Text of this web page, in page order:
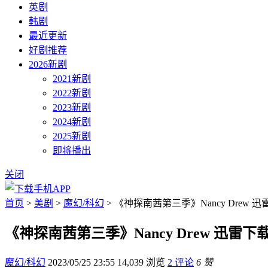
英剧
韩剧
最近更新
好剧推荐
2026新剧
2021新剧
2022新剧
2023新剧
2024新剧
2025新剧
即将播出
关闭
首页 > 美剧 > 魔幻/科幻 > 《神探南茜第三季》Nancy Drew 迅
《神探南茜第三季》Nancy Drew 迅雷下
魔幻/科幻 2023/05/25 23:55 14,039 浏览 2 评论 6 赞